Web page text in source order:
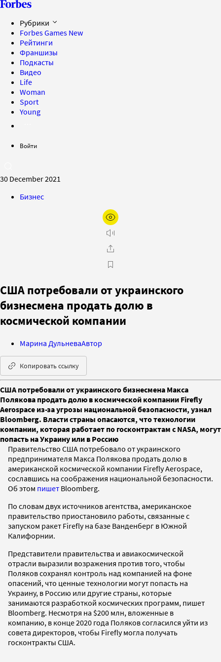
Рубрики
Forbes Games New
Рейтинги
Франшизы
Подкасты
Видео
Life
Woman
Sport
Young
Войти
30 December 2021
Бизнес
США потребовали от украинского
бизнесмена продать долю в
космической компании
Марина ДульневаАвтор
Копировать ссылку
США потребовали от украинского бизнесмена Макса
Полякова продать долю в космической компании Firefly
Aerospace из-за угрозы национальной безопасности, узнал
Bloomberg. Власти страны опасаются, что технологии
компании, которая работает по госконтрактам с NASA, могут
попасть на Украину или в Россию
Правительство США потребовало от украинского
предпринимателя Макса Полякова продать долю в
американской космической компании Firefly Aerospace,
сославшись на соображения национальной безопасности.
Об этом пишет Bloomberg.
По словам двух источников агентства, американское
правительство приостановило работы, связанные с
запуском ракет Firefly на базе Ванденберг в Южной
Калифорнии.
Представители правительства и авиакосмической
отрасли выразили возражения против того, чтобы
Поляков сохранял контроль над компанией на фоне
опасений, что ценные технологии могут попасть на
Украину, в Россию или другие страны, которые
занимаются разработкой космических программ, пишет
Bloomberg. Несмотря на $200 млн, вложенные в
компанию, в конце 2020 года Поляков согласился уйти из
совета директоров, чтобы Firefly могла получать
госконтракты США.